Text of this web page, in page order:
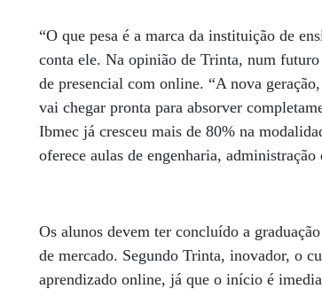
“O que pesa é a marca da instituição de
conta ele. Na opinião de Trinta, num
de presencial com online. “A nova
vai chegar pronta para absorver
Ibmec já cresceu mais de 80% na
oferece aulas de engenharia,
Os alunos devem ter concluído a
de mercado. Segundo Trinta, inovador, o
aprendizado online, já que o início é